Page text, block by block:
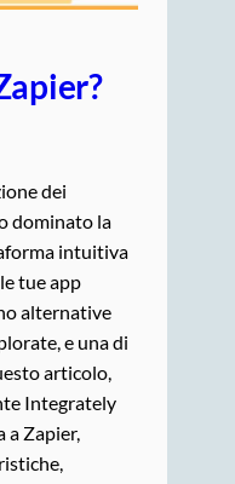
dei
dominato la
intuitiva
tue app
alternative
e una di
articolo,
Integrately
a Zapier,